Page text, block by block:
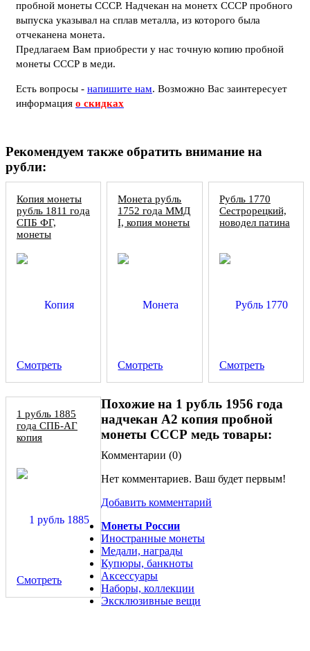
пробной монеты СССР. Надчекан на монетх СССР пробного
выпуска указывал на сплав металла, из которого была
отчеканена монета.
Предлагаем Вам приобрести у нас точную копию пробной
монеты СССР в меди.
Есть вопросы - напишите нам. Возможно Вас заинтересует
информация о скидках
Рекомендуем также обратить внимание на
рубли:
Копия монеты
рубль 1811 года
СПБ ФГ,
монеты
Смотреть
Монета рубль
1752 года ММД
I, копия монеты
Смотреть
Рубль 1770
Сестрорецкий,
новодел патина
Смотреть
1 рубль 1885
года СПБ-АГ
копия
Смотреть
Похожие на 1 рубль 1956 года
надчекан А2 копия пробной
монеты СССР медь товары:
Комментарии (0)
Нет комментариев. Ваш будет первым!
Добавить комментарий
Монеты России
Иностранные монеты
Медали, награды
Купюры, банкноты
Аксессуары
Наборы, коллекции
Эксклюзивные вещи